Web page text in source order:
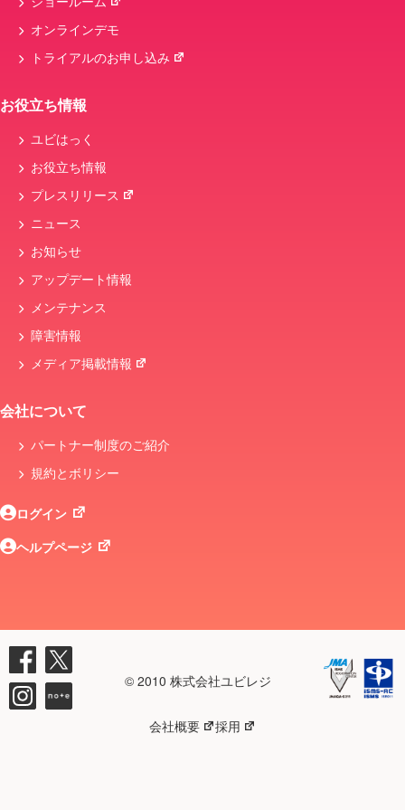
オンラインデモ
トライアルのお申し込み
お役立ち情報
ユビはっく
お役立ち情報
プレスリリース
ニュース
お知らせ
アップデート情報
メンテナンス
障害情報
メディア掲載情報
会社について
パートナー制度のご紹介
規約とボリシー
ログイン
ヘルプページ
© 2010 株式会社ユビレジ
会社概要 採用